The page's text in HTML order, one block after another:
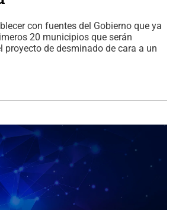
con fuentes del Gobierno que ya
20 municipios que serán
proyecto de desminado de cara a un